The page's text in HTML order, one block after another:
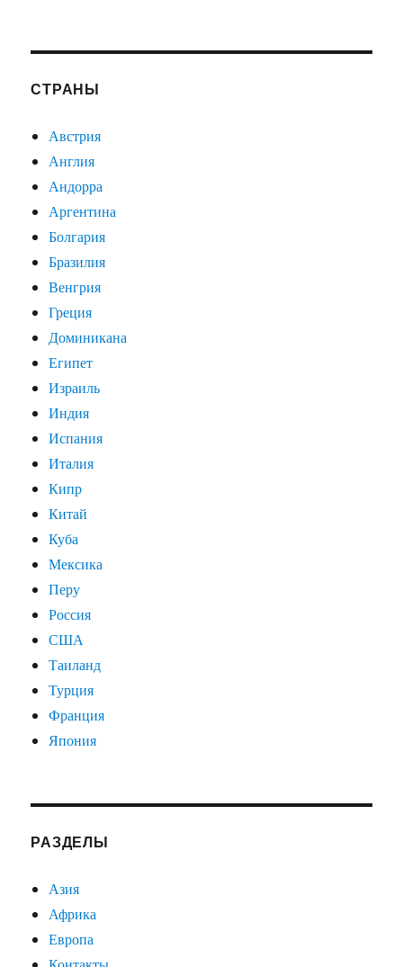
СТРАНЫ
Австрия
Англия
Андорра
Аргентина
Болгария
Бразилия
Венгрия
Греция
Доминикана
Египет
Израиль
Индия
Испания
Италия
Кипр
Китай
Куба
Мексика
Перу
Россия
США
Таиланд
Турция
Франция
Япония
РАЗДЕЛЫ
Азия
Африка
Европа